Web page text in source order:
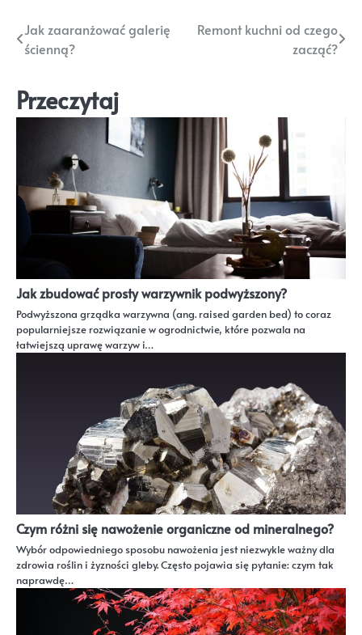
Nawigacja
wpisu
Jak zaaranżować galerię
ścienną?
Remont kuchni od czego
zacząć?
Przeczytaj
Jak zbudować prosty warzywnik podwyższony?
Podwyższona grządka warzywna (ang. raised garden bed) to coraz
popularniejsze rozwiązanie w ogrodnictwie, które pozwala na
łatwiejszą uprawę warzyw i…
Czym różni się nawożenie organiczne od mineralnego?
Wybór odpowiedniego sposobu nawożenia jest niezwykle ważny dla
zdrowia roślin i żyzności gleby. Często pojawia się pytanie: czym tak
naprawdę…